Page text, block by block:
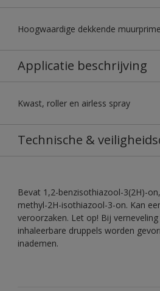
Hoogwaardige dekkende
Applicatie beschrijving
Kwast, roller en airless spray
Technische &
Bevat 1,2-benzisothiazool-3(2H)-
methyl-2H-isothiazool-3-on. Kan
veroorzaken. Let op! Bij
inhaleerbare druppels worden
inademen.